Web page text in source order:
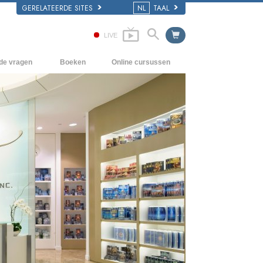
GERELATEERDE SITES NL TAAL
LIVE
vragen
Grondbeginselen
van Scientology
Boeken
Beginnersboeken
Luisterboeken
Introductielezingen
Films
Online cursussen
Hoe men Conflicten moet oplossen
De Drijfveren van het Bestaan
De Componenten van Begrip
Oplossingen voor een Gevaarlijke
Omgeving
Assisten voor Ziektes en Verwondingen
Integriteit en Eerlijkheid
Het Huwelijk
De Toonschaal van Emoties